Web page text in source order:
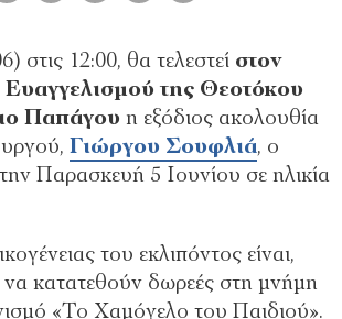
στις 12:00, θα τελεστεί στον
της Θεοτόκου
Παπάγου η εξόδιος ακολουθία
Γιώργου Σουφλιά, ο
Παρασκευή 5 Ιουνίου σε ηλικία
του εκλιπόντος είναι,
να κατατεθούν δωρεές στη μνήμη
«Το Χαμόγελο του Παιδιού».